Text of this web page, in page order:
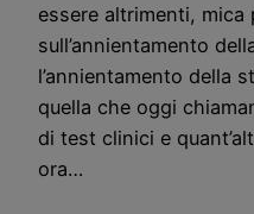
essere altrimenti, mica
sull’annientamento
l’annientamento della
quella che oggi
di test clinici e
ora…